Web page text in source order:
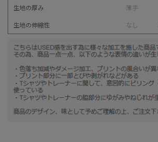
生地の厚み
薄手
生地の伸縮性
な し